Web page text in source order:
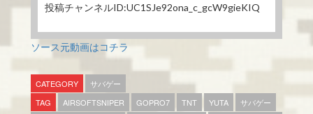
投稿チャンネルID:UC1SJe92ona_c_gcW9gieKIQ
ソース元動画はコチラ
CATEGORY
サバゲー
TAG
AIRSOFTSNIPER GOPRO7 TNT YUTA
サバゲー